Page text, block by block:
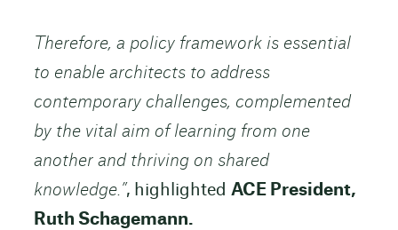
Therefore, a policy framework is essential
to enable architects to address
contemporary challenges, complemented
by the vital aim of learning from one
another and thriving on shared
knowledge.”, highlighted ACE President,
Ruth Schagemann.